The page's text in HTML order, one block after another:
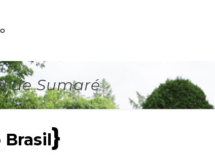
de Sumaré
}